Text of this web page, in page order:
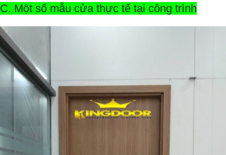
C. Một số mẫu cửa thực tế tại công trình